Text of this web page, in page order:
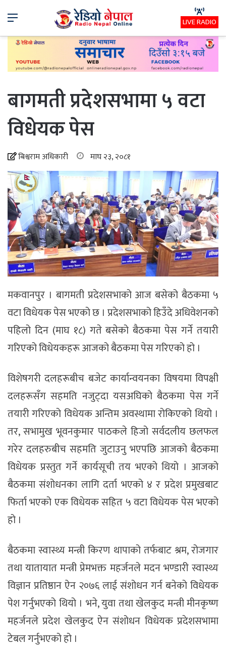
Menu LIVE RADIO
बागमती प्रदेशसभामा ५ वटा
विधेयक पेस
बिश्वराम अधिकारी माघ २३, २०८१
मकवानपुर । बागमती प्रदेशसभाको आज बसेको बैठकमा ५
वटा विधेयक पेस भएको छ । प्रदेशसभाको हिउँदे अधिवेशनको
पहिलो दिन (माघ १८) गते बसेको बैठकमा पेस गर्ने तयारी
गरिएको विधेयकहरू आजको बैठकमा पेस गरिएको हो ।
विशेषगरी दलहरूबीच बजेट कार्यान्वयनका विषयमा विपक्षी
दलहरूसँग सहमति नजुट्दा यसअघिको बैठकमा पेस गर्ने
तयारी गरिएको विधेयक अन्तिम अवस्थामा रोकिएको थियो ।
तर, सभामुख भूवनकुमार पाठकले हिजो सर्वदलीय छलफल
गरेर दलहरुबीच सहमति जुटाउनु भएपछि आजको बैठकमा
विधेयक प्रस्तुत गर्ने कार्यसूची तय भएको थियो । आजको
बैठकमा संशोधनका लागि दर्ता भएको ४ र प्रदेश प्रमुखबाट
फिर्ता भएको एक विधेयक सहित ५ वटा विधेयक पेस भएको
हो ।
बैठकमा स्वास्थ्य मन्त्री किरण थापाको तर्फबाट श्रम, रोजगार
तथा यातायात मन्त्री प्रेमभक्त महर्जनले मदन भण्डारी स्वास्थ्य
विज्ञान प्रतिष्ठान ऐन २०७६ लाई संशोधन गर्न बनेको विधेयक
पेश गर्नुभएको थियो । भने, युवा तथा खेलकुद मन्त्री मीनकृष्ण
महर्जनले प्रदेश खेलकुद ऐन संशोधन विधेयक प्रदेशसभामा
टेबल गर्नुभएको हो ।